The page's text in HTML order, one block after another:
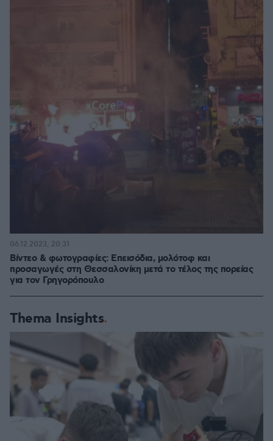
Βίντεο & φωτογραφίες: Επεισόδια, μολότοφ και
προσαγωγές στη Θεσσαλονίκη μετά το τέλος της πορείας
για τον Γρηγορόπουλο
06.12.2023, 20:31
Thema Insights